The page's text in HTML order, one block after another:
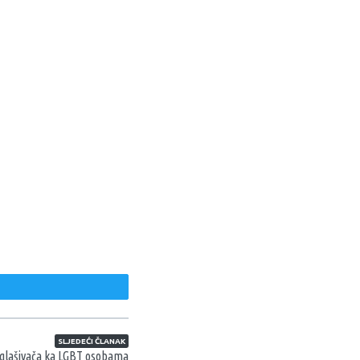
SLJEDEĆI ČLANAK
ka LGBT osobama